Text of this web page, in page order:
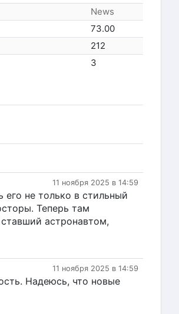
News
73.00
212
3
11 ноября 2025 в 14:59
не только в стильный
Теперь там
астронавтом,
11 ноября 2025 в 14:59
Надеюсь, что новые